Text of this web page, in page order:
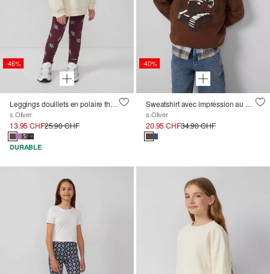
-46%
Leggings douillets en polaire thermique avec impression sur toute la surface
s.Oliver
13.95 CHF25.90 CHF
DURABLE
-40%
Sweatshirt avec impression au dos, coupe régulière, intérieur brossé
s.Oliver
20.95 CHF34.90 CHF